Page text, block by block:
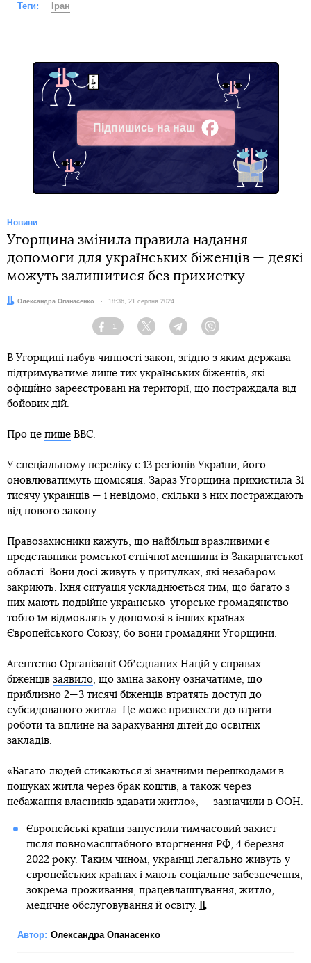
Теги: Іран
Підпишись на наш
Facebook
Новини
Угорщина змінила правила надання
допомоги для українських біженців — деякі
можуть залишитися без прихистку
Автор:
Олександра Опанасенко Дата:
18:36, 21 серпня 2024
Facebook
1
Twitter TelegramViber
В Угорщині набув чинності закон, згідно з яким держава
підтримуватиме лише тих українських біженців, які
офіційно зареєстровані на території, що постраждала від
бойових дій.
Про це пише ВВС.
У спеціальному переліку є 13 регіонів України, його
оновлюватимуть щомісяця. Зараз Угорщина прихистила 31
тисячу українців — і невідомо, скільки з них постраждають
від нового закону.
Правозахисники кажуть, що найбільш вразливими є
представники ромської етнічної меншини із Закарпатської
області. Вони досі живуть у притулках, які незабаром
закриють. Їхня ситуація ускладнюється тим, що багато з
них мають подвійне українсько-угорське громадянство —
тобто їм відмовлять у допомозі в інших країнах
Європейського Союзу, бо вони громадяни Угорщини.
Агентство Організації Обʼєднаних Націй у справах
біженців заявило, що зміна закону означатиме, що
приблизно 2—3 тисячі біженців втратять доступ до
субсидованого житла. Це може призвести до втрати
роботи та вплине на зарахування дітей до освітніх
закладів.
«Багато людей стикаються зі значними перешкодами в
пошуках житла через брак коштів, а також через
небажання власників здавати житло», — зазначили в ООН.
Європейські країни запустили тимчасовий захист
після повномасштабного вторгнення РФ, 4 березня
2022 року. Таким чином, українці легально живуть у
європейських країнах і мають соціальне забезпечення,
зокрема проживання, працевлаштування, житло,
медичне обслуговування й освіту.
Автор: Олександра Опанасенко